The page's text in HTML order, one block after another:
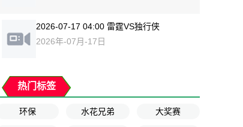
2026-07-17 04:00 雷霆VS独行侠
2026年-07月-17日
热门标签
环保 水花兄弟 大奖赛